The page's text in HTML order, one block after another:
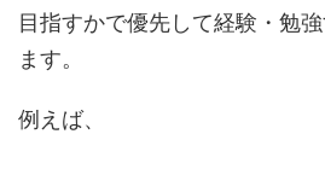
目指すかで優先して経験・勉
ます。
例えば、